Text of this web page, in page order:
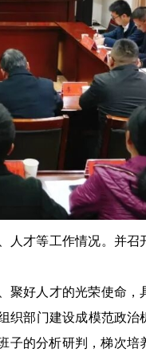
人才等工作情况。并召
聚好人才的光荣使命，
部门建设成模范政治
子的分析研判，梯次